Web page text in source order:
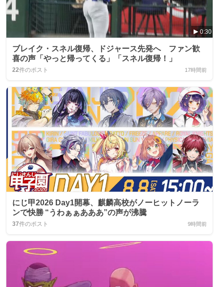
0:30
ブレイク・スネル復帰、ドジャース先発へ ファン歓
喜の声「やっと帰ってくる」「スネル復帰！」
22件のポスト 17時間前
にじ甲2026 Day1開幕、麒麟高校がノーヒットノーラ
ンで快勝 “うわぁぁあああ”の声が沸騰
37件のポスト 9時間前